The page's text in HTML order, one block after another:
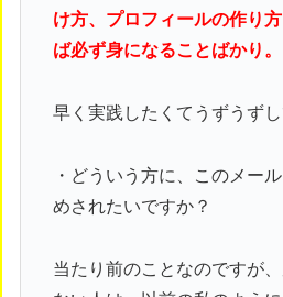
け方、プロフィールの作り
ば必ず身になることばかり。
早く実践したくてうずうずし
・どういう方に、このメー
めされたいですか？
当たり前のことなのですが